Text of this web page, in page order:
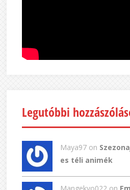
Legutóbbi
Maya97 on
es téli animék